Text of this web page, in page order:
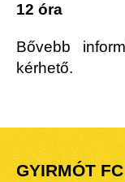
12 óra
Bővebb
kérhető.
GYIRMÓT